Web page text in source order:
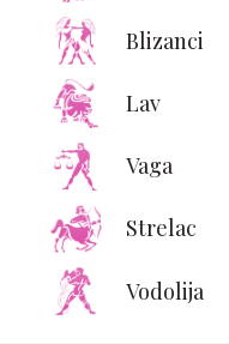
Blizanci
Lav
Vaga
Strelac
Vodolija